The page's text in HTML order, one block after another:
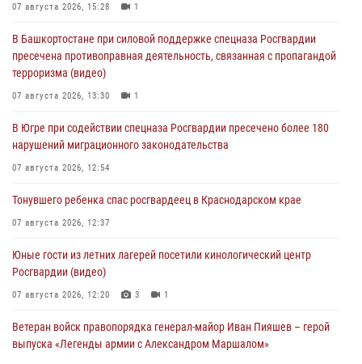
07 августа 2026, 15:28 1
В Башкортостане при силовой поддержке спецназа Росгвардии
пресечена противоправная деятельность, связанная с пропагандой
терроризма (видео)
07 августа 2026, 13:30 1
В Югре при содействии спецназа Росгвардии пресечено более 180
нарушений миграционного законодательства
07 августа 2026, 12:54
Тонувшего ребенка спас росгвардеец в Краснодарском крае
07 августа 2026, 12:37
Юные гости из летних лагерей посетили кинологический центр
Росгвардии (видео)
07 августа 2026, 12:20 3 1
Ветеран войск правопорядка генерал-майор Иван Пияшев – герой
выпуска «Легенды армии с Александром Маршалом»